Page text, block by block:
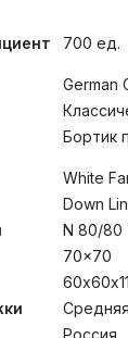
с
объем,
высоту
гусиный
одеял и
700 ед.
German
Бортик
White
Down
N 80/80
70x70
60х60х11
Средняя
Россия